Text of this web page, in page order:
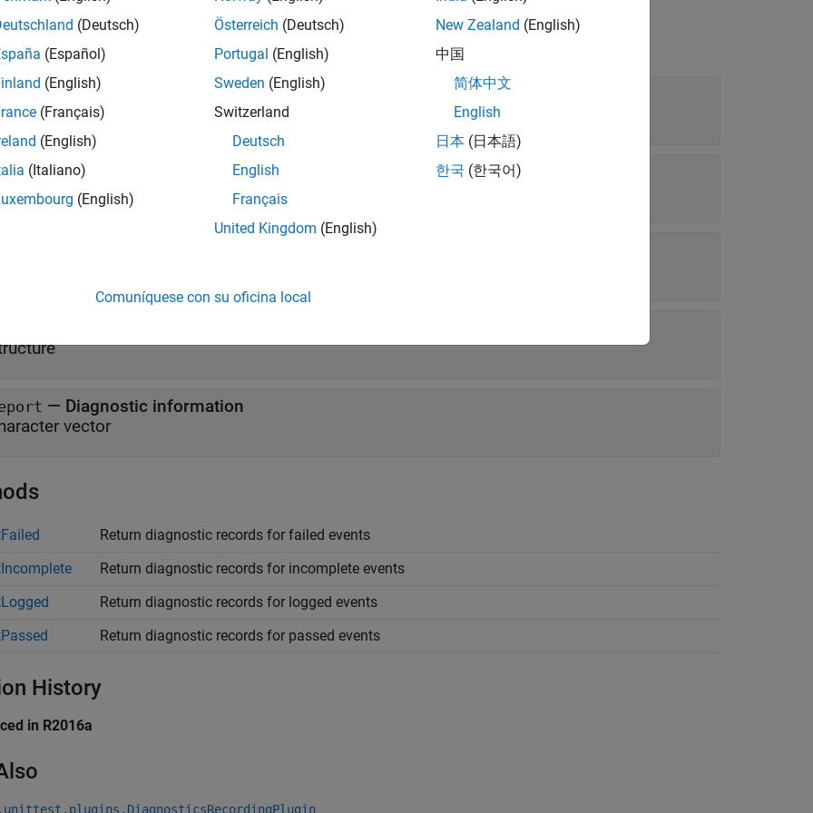
—Name of recorded event
vector
Location of event
vector
— Diagnostic information
vector
Return diagnostic records for failed events
Return diagnostic records for incomplete events
Return diagnostic records for logged events
Return diagnostic records for passed events
History
in R2016a
(Deutsch)
(Español)
(English)
(Français)
(English)
(Italiano)
(English)
Österreich (Deutsch)
Portugal (English)
Sweden (English)
Switzerland
Deutsch
English
Français
United Kingdom (English)
New Zealand (English)
中国
简体中文
English
日本 (日本語)
한국 (한국어)
Comuníquese con su oficina local